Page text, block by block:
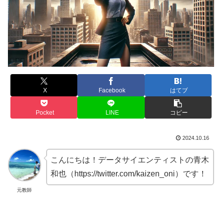
X Facebook はてブ
Pocket LINE コピー
2024.10.16
元教師
こんにちは！データサイエンティストの青木
和也（https://twitter.com/kaizen_oni）です！